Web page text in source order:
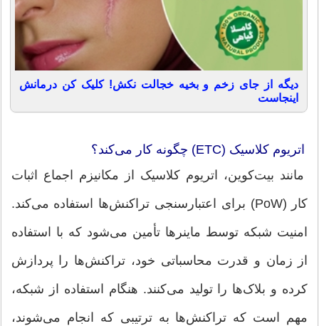
دیگه از جای زخم و بخیه خجالت نکش! کلیک کن درمانش
اینجاست
اتریوم کلاسیک (ETC) چگونه کار می‌کند؟
مانند بیت‌کوین، اتریوم کلاسیک از مکانیزم اجماع اثبات
کار (PoW) برای اعتبارسنجی تراکنش‌ها استفاده می‌کند.
امنیت شبکه توسط ماینرها تأمین می‌شود که با استفاده
از زمان و قدرت محاسباتی خود، تراکنش‌ها را پردازش
کرده و بلاک‌ها را تولید می‌کنند. هنگام استفاده از شبکه،
مهم است که تراکنش‌ها به ترتیبی که انجام می‌شوند،